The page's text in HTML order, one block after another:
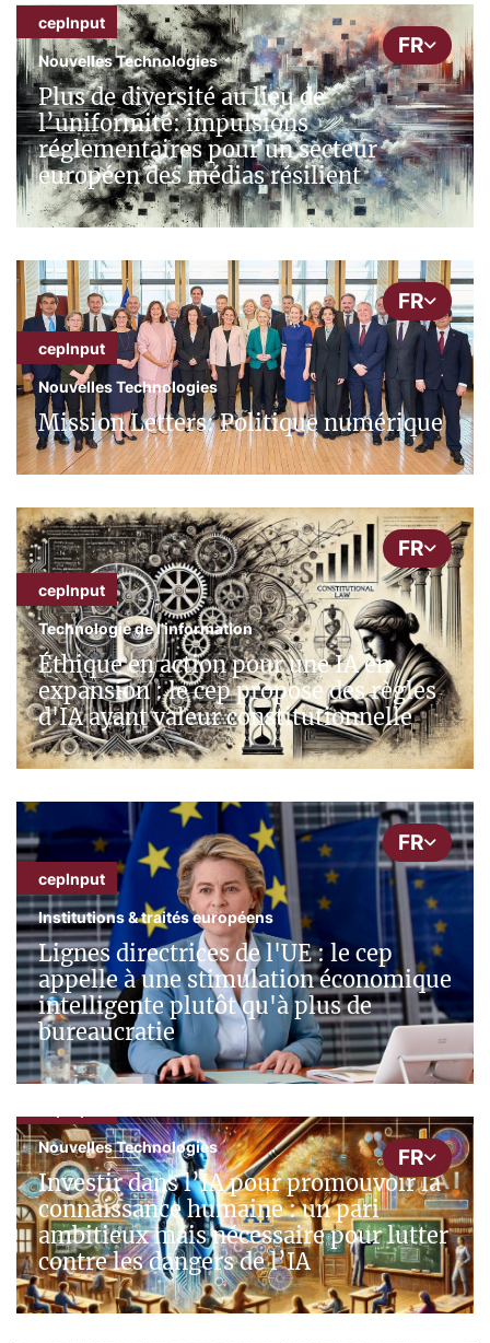
FR
cepInput
Nouvelles Technologies
Plus de diversité au lieu de
l’uniformité: impulsions
réglementaires pour un secteur
européen des médias résilient
FR
cepInput
Nouvelles Technologies
Mission Letters: Politique numérique
FR
cepInput
Technologie de l'information
Éthique en action pour une IA en
expansion : le cep propose des règles
d'IA ayant valeur constitutionnelle
FR
cepInput
Institutions & traités européens
Lignes directrices de l'UE : le cep
appelle à une stimulation économique
intelligente plutôt qu'à plus de
bureaucratie
FR
Nouvelles Technologies
Investir dans l’IA pour promouvoir la
connaissance humaine : un pari
ambitieux mais nécessaire pour lutter
contre les dangers de l’IA